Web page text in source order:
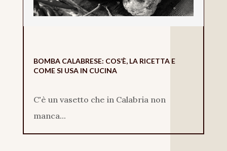
BOMBA CALABRESE: COS’È, LA RICETTA E
COME SI USA IN CUCINA
C'è un vasetto che in Calabria non
manca...